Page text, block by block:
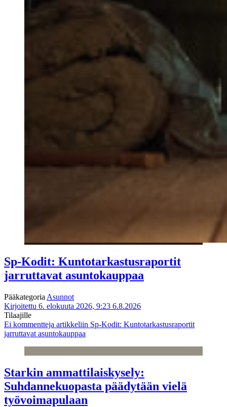
Sp-Kodit: Kuntotarkastusraportit
jarruttavat asuntokauppaa
Pääkategoria Asunnot
Kirjoitettu 6. elokuuta 2026, 9:23 6.8.2026
Tilaajille
Ei kommentteja artikkeliin Sp-Kodit: Kuntotarkastusraportit
jarruttavat asuntokauppaa
Starkin ammattilaiskysely:
Suhdannekuopasta päädytään vielä
työvoimapulaan